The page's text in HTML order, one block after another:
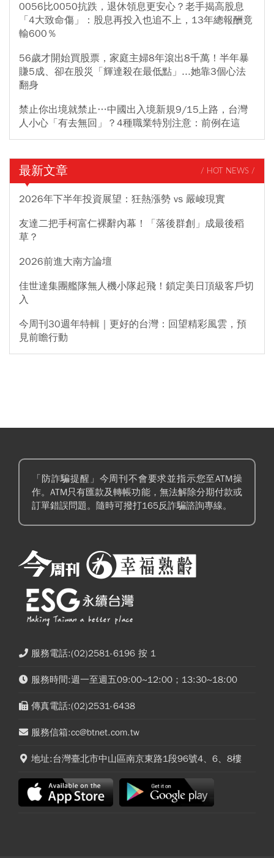
0056比0050抗跌，退休領息更安心？老手揭高股息
「4大致命傷」：股息再投入也追不上，13年總報酬竟
輸600％
56歲才開始買股票，家庭主婦8年滾出8千萬！半年暴
賺5成、卻在股災「輝達殺在最低點」...她靠3個心法
翻身
禁止你出境就禁止…中國出入境新規9/15上路，台灣
人小心「有去無回」？4種職業特別注意：前例在這
最新文章 / HOT NEWS /
2026年下半年投資展望：狂熱漲勢 vs 嚴峻現實
友達二把手柯富仁裸辭內幕！「落後群創」成最後稻
草？
2026前進大南方論壇
佳世達集團艦隊無人機小隊起飛！鎖定美日頂級客戶切
入
今周刊30週年特輯｜更好的台灣：回望精彩風雲，預
見前瞻行動
「防詐騙提醒」今周刊不會要求並指示您至ATM操
作。ATM只有匯款及轉帳功能，無法解除分期付款或
訂單錯誤問題。隨時可撥打165反詐騙諮詢專線。
服務電話:(02)2581-6196 按 1
服務時間:週一至週五09:00~12:00；13:30~18:00
傳真電話:(02)2531-6438
服務信箱:cc@btnet.com.tw
地址:台灣臺北市中山區南京東路1段96號4、6、8樓